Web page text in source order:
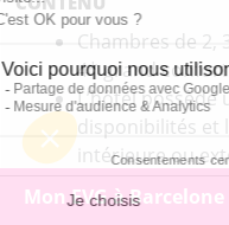
Chambres de 2,
4* grand
L’hôtel possède
disponibilités et
intérieure ou
Petit déjeuner
Localisation :
Mon EVG à Barcelone